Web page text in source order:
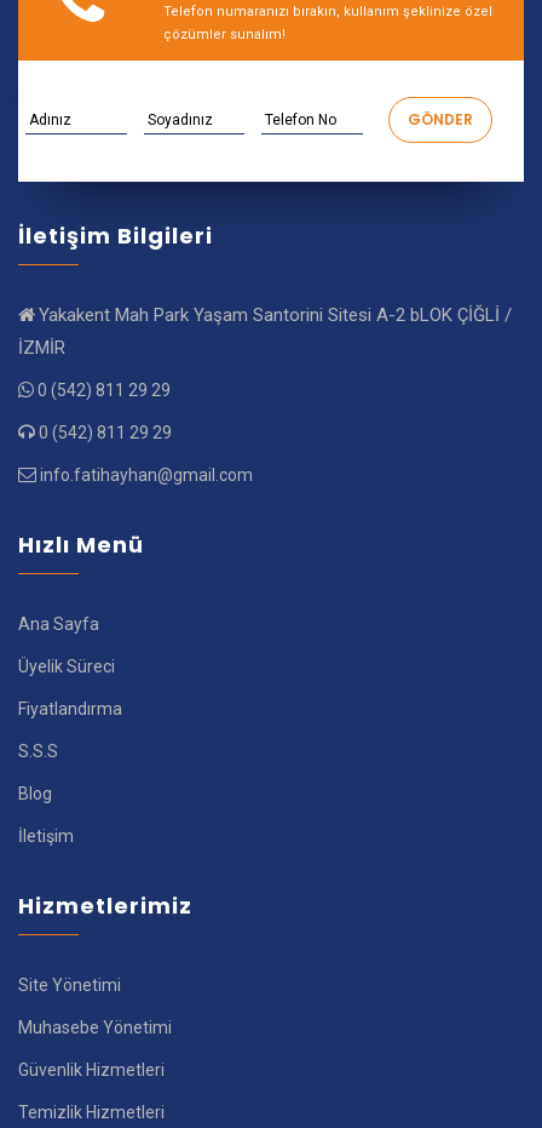
Telefon numaranızı bırakın, kullanım şeklinize özel
çözümler sunalım!
İletişim Bilgileri
Yakakent Mah Park Yaşam Santorini Sitesi A-2 bLOK ÇİĞLİ /
İZMİR
0 (542) 811 29 29
0 (542) 811 29 29
info.fatihayhan@gmail.com
Hızlı Menü
Ana Sayfa
Üyelik Süreci
Fiyatlandırma
S.S.S
Blog
İletişim
Hizmetlerimiz
Site Yönetimi
Muhasebe Yönetimi
Güvenlik Hizmetleri
Temizlik Hizmetleri